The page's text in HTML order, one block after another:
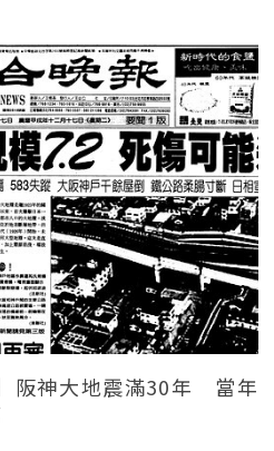
阪神大地震滿30年 當年